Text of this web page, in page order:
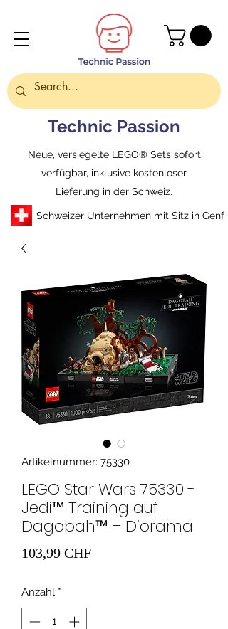
Neue, versiegelte LEGO® Sets sofort
verfügbar, inklusive kostenloser
Lieferung in der Schweiz.
Technic Passion
Schweizer Unternehmen mit Sitz in Genf
Artikelnummer: 75330
LEGO Star Wars 75330 -
Jedi™ Training auf
Dagobah™ – Diorama
103,99 CHFPreis
Anzahl *